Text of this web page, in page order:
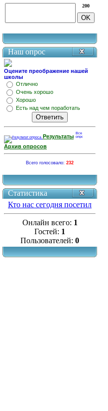
200
Наш опрос
Оцените преображение нашей
школы
Отлично
Очень хорошо
Хорошо
Есть над чем поработать
Результаты
Архив опросов
Всего голосовало: 232
Статистика
Кто нас сегодня посетил
Онлайн всего: 1
Гостей: 1
Пользователей: 0